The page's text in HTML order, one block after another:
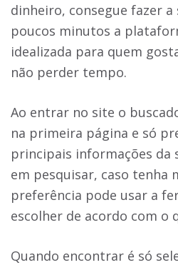
dinheiro, consegue fazer
poucos minutos a
idealizada para quem
não perder tempo.
Ao entrar no site o
na primeira página e só
principais informações da
em pesquisar, caso tenha
preferência pode usar a
escolher de acordo com o
Quando encontrar é só